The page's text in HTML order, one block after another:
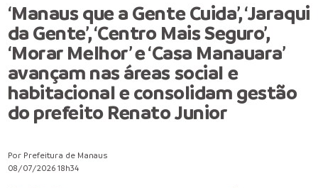
‘Manaus que a Gente Cuida’, ‘Jaraqui
da Gente’, ‘Centro Mais Seguro’,
‘Morar Melhor’ e ‘Casa Manauara’
avançam nas áreas social e
habitacional e consolidam gestão
do prefeito Renato Junior
Por Prefeitura de Manaus
08/07/2026 18h34